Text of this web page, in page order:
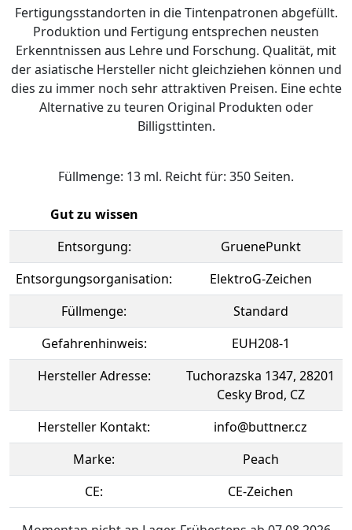
Fertigungsstandorten in die Tintenpatronen abgefüllt.
Produktion und Fertigung entsprechen neusten
Erkenntnissen aus Lehre und Forschung. Qualität, mit
der asiatische Hersteller nicht gleichziehen können und
dies zu immer noch sehr attraktiven Preisen. Eine echte
Alternative zu teuren Original Produkten oder
Billigsttinten.
Füllmenge: 13 ml. Reicht für: 350 Seiten.
Gut zu wissen
Entsorgung:
GruenePunkt
Entsorgungsorganisation:
ElektroG-Zeichen
Füllmenge:
Standard
Gefahrenhinweis:
EUH208-1
Hersteller Adresse:
Tuchorazska 1347, 28201
Cesky Brod, CZ
Hersteller Kontakt:
info@buttner.cz
Marke:
Peach
CE:
CE-Zeichen